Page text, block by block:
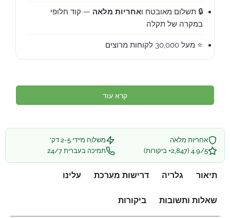
🔒 תשלום מאובטח ואחריות מלאה — קוד חלופי
במקרה של תקלה
⭐ מעל 30,000 לקוחות מרוצים
קרא עוד
אחריות מלאה
משלוח מיידי 2-5 דק'
4.9/5 (2,847+ ביקורות)
תמיכה בעברית 24/7
תיאור גלריה דרישות מערכת עלינו
שאלות ותשובות ביקורות